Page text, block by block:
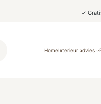
✓
HomeInterieur advies